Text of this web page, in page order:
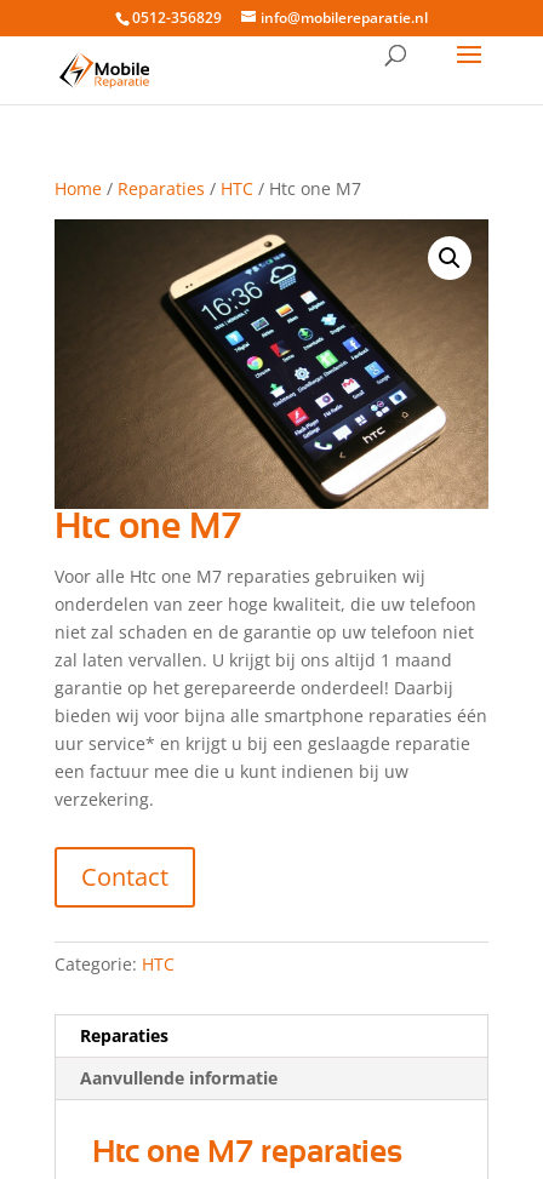
0512-356829 info@mobilereparatie.nl
Home/ Reparaties / HTC/ Htc one M7
Htc one M7
Voor alle Htc one M7 reparaties gebruiken wij
onderdelen van zeer hoge kwaliteit, die uw telefoon
niet zal schaden en de garantie op uw telefoon niet
zal laten vervallen. U krijgt bij ons altijd 1 maand
garantie op het gerepareerde onderdeel! Daarbij
bieden wij voor bijna alle smartphone reparaties één
uur service* en krijgt u bij een geslaagde reparatie
een factuur mee die u kunt indienen bij uw
verzekering.
Contact
Categorie: HTC
Reparaties
Aanvullende informatie
Htc one M7 reparaties